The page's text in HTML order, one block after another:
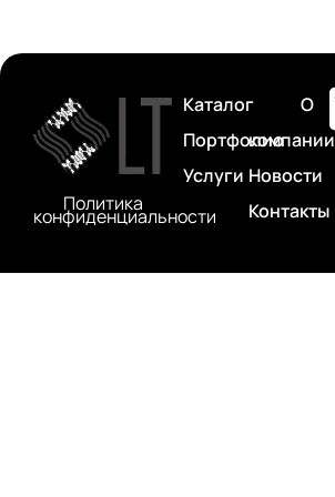
Политика
конфиденциальности
Каталог
Портфолио
Услуги
О
компании
Новости
Контакты